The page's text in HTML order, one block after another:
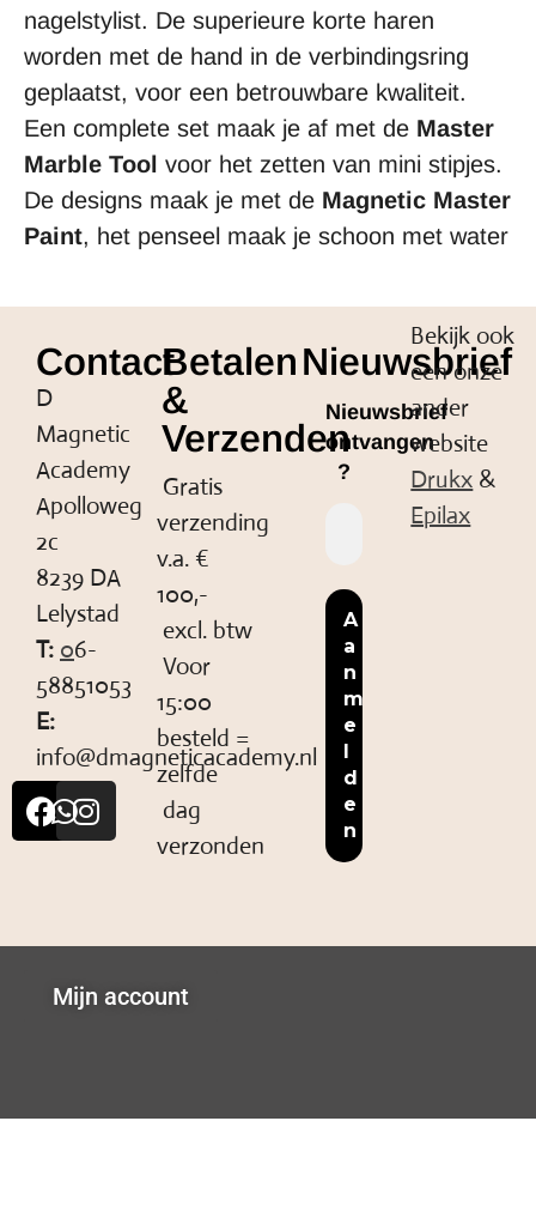
nagelstylist. De superieure korte haren
worden met de hand in de verbindingsring
geplaatst, voor een betrouwbare kwaliteit.
Een complete set maak je af met de Master
Marble Tool voor het zetten van mini stipjes.
De designs maak je met de Magnetic Master
Paint, het penseel maak je schoon met water
Contact
D
Magnetic
Academy
Apolloweg
2c
8239 DA
Lelystad
T: 06-
58851053
E:
info@dmagneticacademy.nl
Betalen
&
Verzenden
Gratis
verzending
v.a. €
100,-
excl. btw
Voor
15:00
besteld =
zelfde
dag
verzonden
Nieuwsbrief
Nieuwsbrief
ontvangen
?
Bekijk ook
een onze
ander
website
Drukx &
Epilax
Mijn account